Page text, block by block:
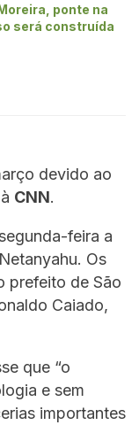
ponte na
será construída
devido ao
CNN.
feira a
Os
prefeito de São
Caiado,
que “o
e sem
importantes